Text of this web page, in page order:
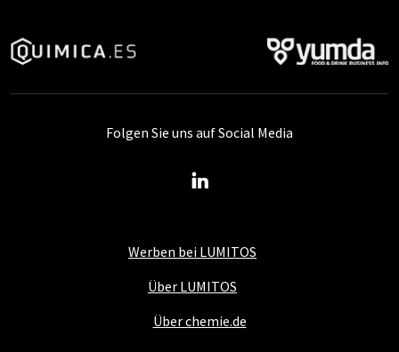
Werben bei LUMITOS
Über LUMITOS
Über chemie.de
Folgen Sie uns auf Social Media